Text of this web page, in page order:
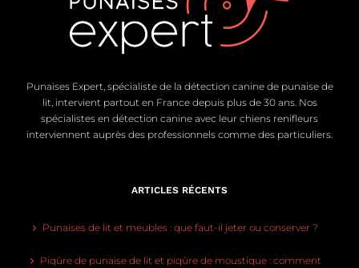
Punaises Expert, spécialiste de la détection canine de punaise de
lit, intervient partout en France depuis plus de 30 ans. Nos
spécialistes en détection canine avec leur chiens renifleurs
interviennent auprès des professionnels comme des particuliers.
ARTICLES RÉCENTS
Punaises de lit et meubles : que faut-il jeter ou conserver ?
Piqûre de punaise de lit et piqûre de moustique : comment